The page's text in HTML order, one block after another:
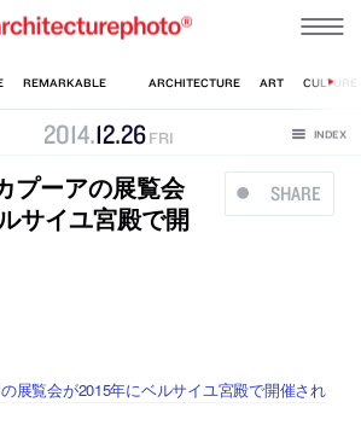
2014.12.26 FRI
SHARE
プーアの展覧会
サイユ宮殿で開
展覧会が2015年にベルサイユ宮殿で開催され